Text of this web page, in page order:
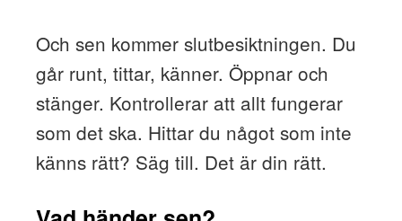
Och sen kommer slutbesiktningen. Du
går runt, tittar, känner. Öppnar och
stänger. Kontrollerar att allt fungerar
som det ska. Hittar du något som inte
känns rätt? Säg till. Det är din rätt.